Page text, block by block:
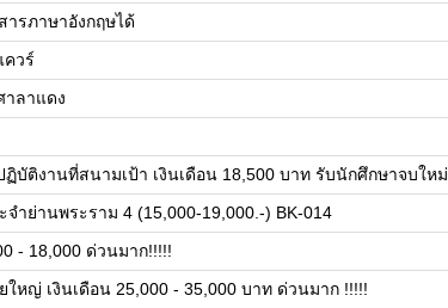
ารภาษาอังกฤษได้
วร์
าลาแดง
บัติงานที่สนามเป้า เงินเดือน 18,500 บาท รับนักศึกษาจบใหม่
ำย่านพระราม 4 (15,000-19,000.-) BK-014
- 18,000 ด่วนมาก!!!!!
หญ่ เงินเดือน 25,000 - 35,000 บาท ด่วนมาก !!!!!